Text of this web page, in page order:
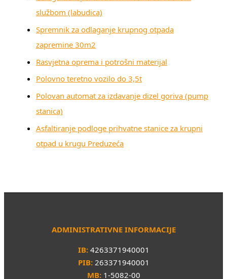
službom (labudica)
Spremnik za odlaganje krupnog otpada
zapremine 30m2
Rasvjetna oprema i potrošni materijal
Polovno teretno vozilo do 3,5t
Polovan automat za izdavanje dizel goriva (pump
stanica)
Asfaltiranje podloge prihvatne stanice za krupni
otpad u krugu Preduzeća
ADMINISTRATIVNE INFORMACIJE
IB: 4263371940001
PIB: 263371940001
MB: 1-5082-00